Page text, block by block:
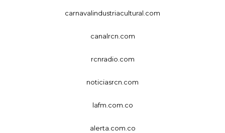
carnavalindustriacultural.com
canalrcn.com
rcnradio.com
noticiasrcn.com
lafm.com.co
alerta.com.co